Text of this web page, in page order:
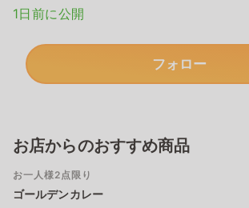
1日前に公開
フォロー
お店からのおすすめ商品
お一人様2点限り
ゴールデンカレー